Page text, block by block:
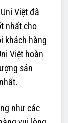
Việt đã
nhất cho
khách hàng
Việt hoàn
sản
như các